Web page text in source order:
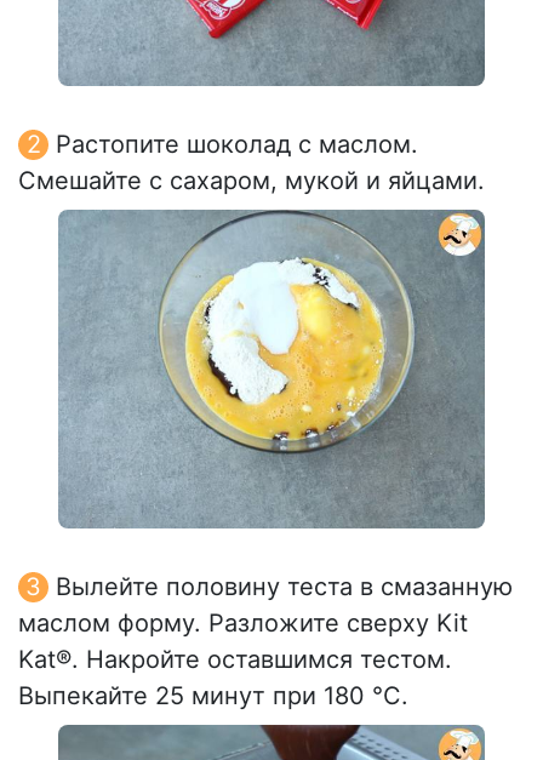
Растопите шоколад с маслом.
Смешайте с сахаром, мукой и яйцами.
Вылейте половину теста в смазанную
маслом форму. Разложите сверху Kit
Kat®. Накройте оставшимся тестом.
Выпекайте 25 минут при 180 °С.